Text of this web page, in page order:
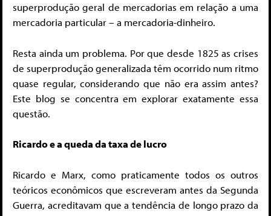
superprodução geral de mercadorias em relação a uma
mercadoria particular – a mercadoria-dinheiro.
Resta ainda um problema. Por que desde 1825 as crises
de superprodução generalizada têm ocorrido num ritmo
quase regular, considerando que não era assim antes?
Este blog se concentra em explorar exatamente essa
questão.
Ricardo e a queda da taxa de lucro
Ricardo e Marx, como praticamente todos os outros
teóricos econômicos que escreveram antes da Segunda
Guerra, acreditavam que a tendência de longo prazo da